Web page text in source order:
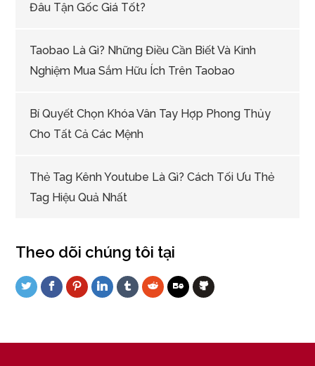
Đâu Tận Gốc Giá Tốt?
Taobao Là Gì? Những Điều Cần Biết Và Kinh
Nghiệm Mua Sắm Hữu Ích Trên Taobao
Bí Quyết Chọn Khóa Vân Tay Hợp Phong Thủy
Cho Tất Cả Các Mệnh
Thẻ Tag Kênh Youtube Là Gì? Cách Tối Ưu Thẻ
Tag Hiệu Quả Nhất
Theo dõi chúng tôi tại